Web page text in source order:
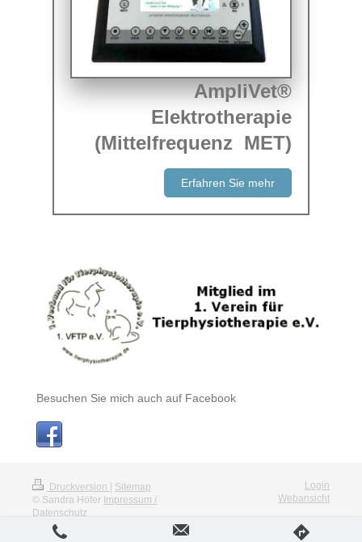
AmpliVet®
Elektrotherapie
(Mittelfrequenz MET)
Erfahren Sie mehr
Besuchen Sie mich auch auf Facebook
Druckversion
Sitemap
© Sandra Höfer Impressum /
Datenschutz
Login
Webansicht